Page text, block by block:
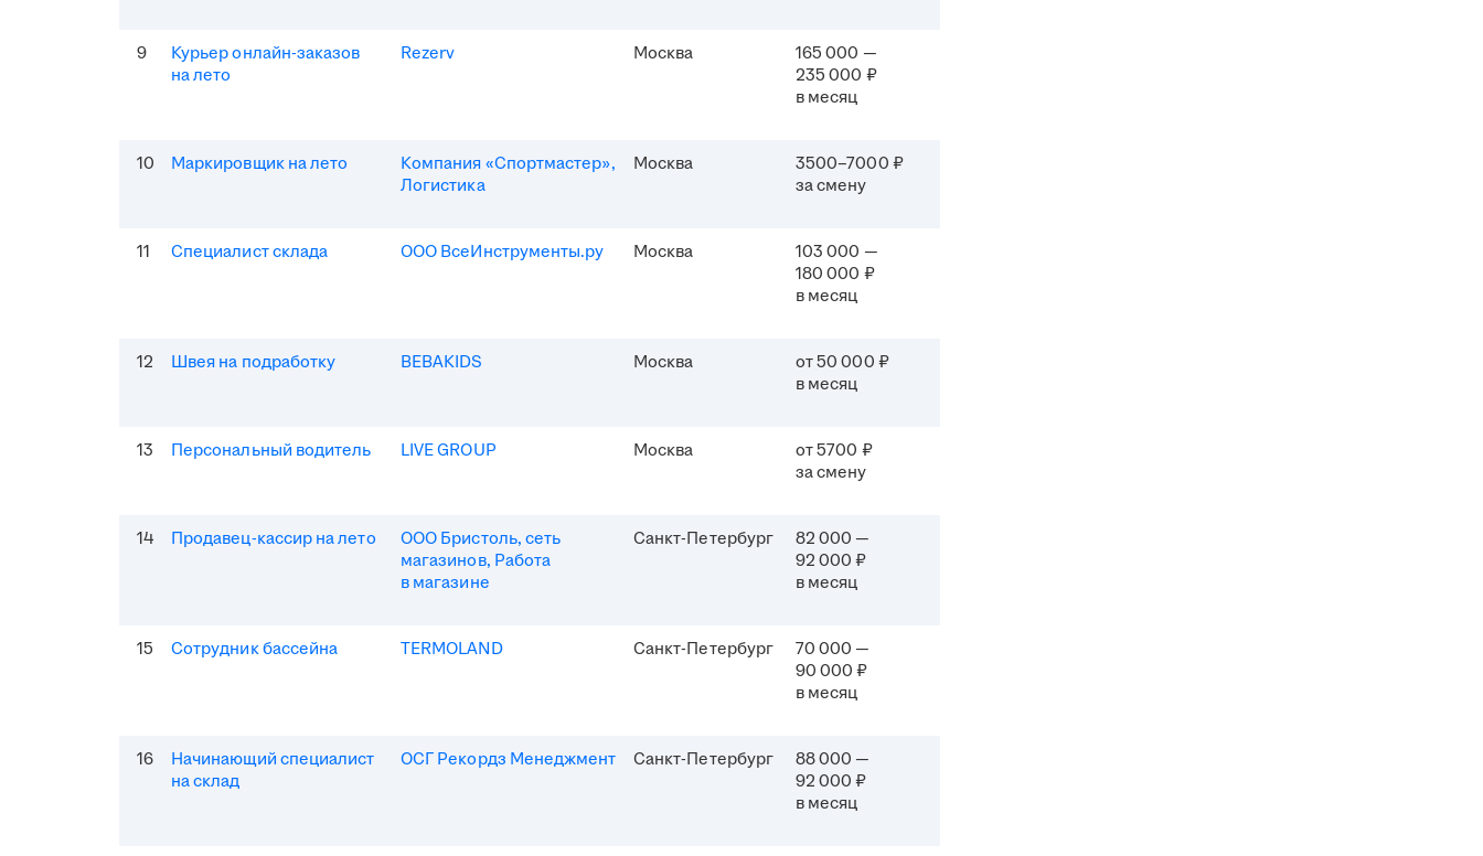
9
Курьер онлайн-заказов
на лето
Rezerv Москва
165 000 —
235 000 ₽
в месяц
10 Маркировщик на лето
Компания «Спортмастер»,
Логистика
Москва
3500–7000 ₽
за смену
11 Специалист склада ООО ВсеИнструменты.ру Москва
103 000 —
180 000 ₽
в месяц
12 Швея на подработку BEBAKIDS Москва
от 50 000 ₽
в месяц
13 Персональный водитель LIVE GROUP Москва
от 5700 ₽
за смену
14 Продавец-кассир на лето
ООО Бристоль, сеть
магазинов, Работа
в магазине
Санкт-Петербург
82 000 —
92 000 ₽
в месяц
15 Сотрудник бассейна TERMOLAND Санкт-Петербург
70 000 —
90 000 ₽
в месяц
16
Начинающий специалист
на склад
ОСГ Рекордз Менеджмент Санкт-Петербург
88 000 —
92 000 ₽
в месяц